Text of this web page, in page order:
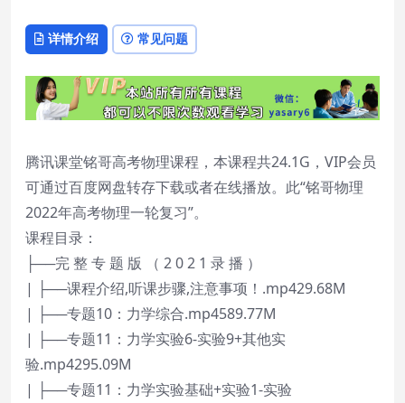
详情介绍 常见问题
腾讯课堂铭哥高考物理课程，本课程共24.1G，VIP会员
可通过百度网盘转存下载或者在线播放。此“铭哥物理
2022年高考物理一轮复习”。
课程目录：
├──完 整 专 题 版 （ 2 0 2 1 录 播 ）
| ├──课程介绍,听课步骤,注意事项！.mp429.68M
| ├──专题10：力学综合.mp4589.77M
| ├──专题11：力学实验6-实验9+其他实
验.mp4295.09M
| ├──专题11：力学实验基础+实验1-实验